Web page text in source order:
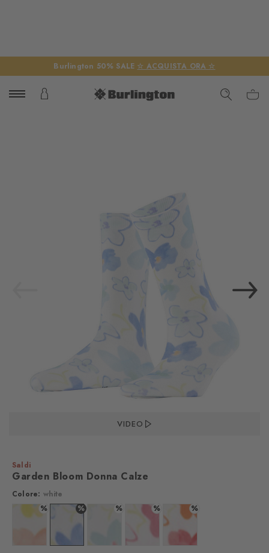
Burlington 50% SALE ☆ ACQUISTA ORA ☆
VIDEO
Saldi
Garden Bloom Donna Calze
Colore: white
%
Colore: white
%
%
%
Colore: white
%